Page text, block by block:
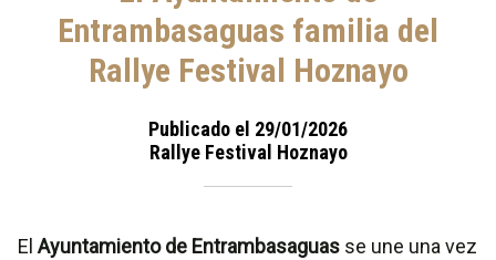
Entrambasaguas familia del
Rallye Festival Hoznayo
Publicado el 29/01/2026
Rallye Festival Hoznayo
El Ayuntamiento de Entrambasaguas se une una vez